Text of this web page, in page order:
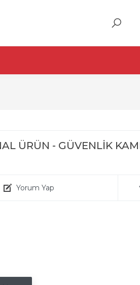
ÜRÜN - GÜVENLİK
Yorum Yap